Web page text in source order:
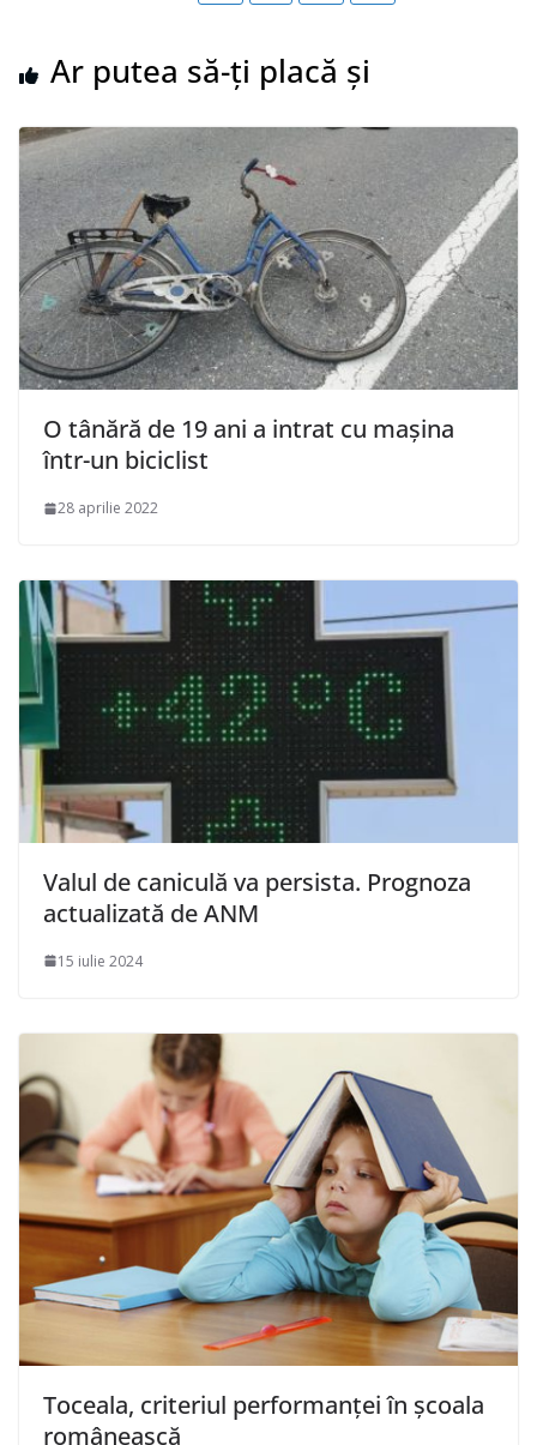
Ar putea să-ți placă și
O tânără de 19 ani a intrat cu mașina
într-un biciclist
28 aprilie 2022
Valul de caniculă va persista. Prognoza
actualizată de ANM
15 iulie 2024
Toceala, criteriul performanței în școala
românească